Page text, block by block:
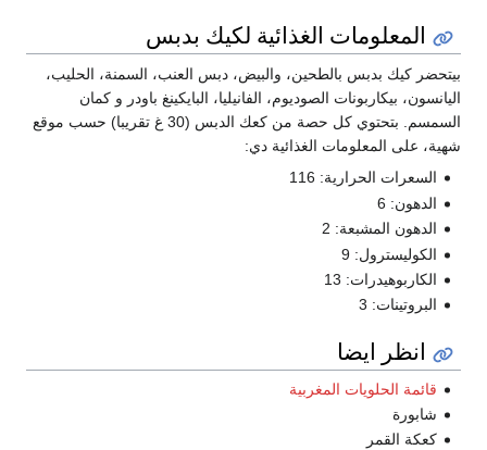
المعلومات الغذائية لكيك بدبس
بيتحضر كيك بدبس بالطحين، والبيض، دبس العنب، السمنة، الحليب،
اليانسون، بيكاربونات الصوديوم، الفانيليا، البايكينغ باودر و كمان
السمسم. بتحتوي كل حصة من كعك الدبس (30 غ تقريبا) حسب موقع
شهية، على المعلومات الغذائية دي:
السعرات الحرارية: 116
الدهون: 6
الدهون المشبعة: 2
الكوليسترول: 9
الكاربوهيدرات: 13
البروتينات: 3
انظر ايضا
قائمة الحلويات المغربية
شابورة
كعكة القمر